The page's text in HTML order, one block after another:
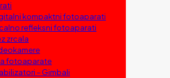
kompaktni fotoaparati
refleksni fotoaparati
zrcala
fotoaparate
– Gimbali